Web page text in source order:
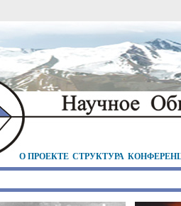
О ПРОЕКТЕ СТРУКТУРА